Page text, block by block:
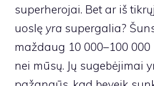
superherojai. Bet ar iš
uoslę yra supergalia?
maždaug 10 000–100
nei mūsų. Jų sugebėjimai